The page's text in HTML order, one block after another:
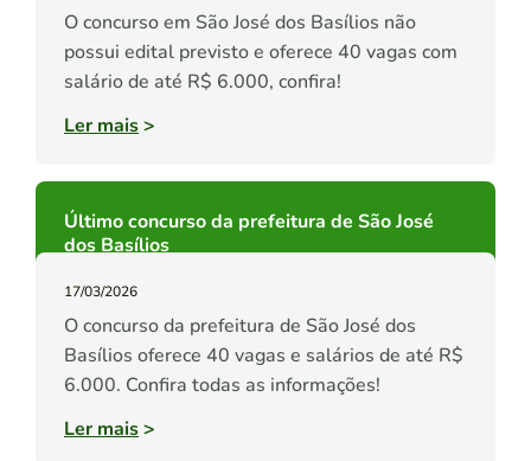
O concurso em São José dos Basílios não
possui edital previsto e oferece 40 vagas com
salário de até R$ 6.000, confira!
Ler mais>
Último concurso da prefeitura de São José
dos Basílios
17/03/2026
O concurso da prefeitura de São José dos
Basílios oferece 40 vagas e salários de até R$
6.000. Confira todas as informações!
Ler mais>